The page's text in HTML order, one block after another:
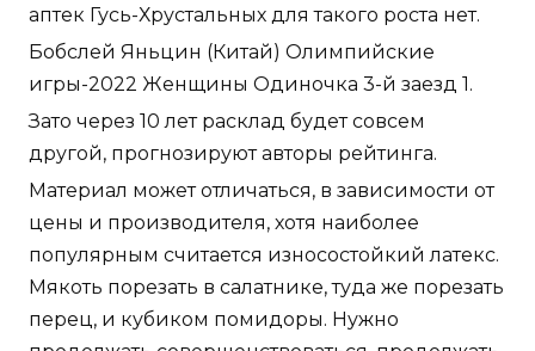
аптек Гусь-Хрустальных для такого роста нет.
Бобслей Яньцин (Китай) Олимпийские
игры-2022 Женщины Одиночка 3-й заезд 1.
Зато через 10 лет расклад будет совсем
другой, прогнозируют авторы рейтинга.
Материал может отличаться, в зависимости от
цены и производителя, хотя наиболее
популярным считается износостойкий латекс.
Мякоть порезать в салатнике, туда же порезать
перец, и кубиком помидоры. Нужно